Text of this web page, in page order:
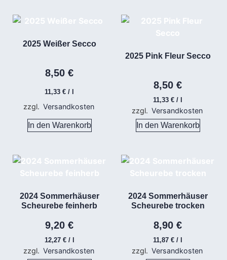
2025 Weißer Secco
8,50 €
11,33 € / l
zzgl. Versandkosten
In den Warenkorb
2025 Pink Fleur Secco
8,50 €
11,33 € / l
zzgl. Versandkosten
In den Warenkorb
2024 Sommerhäuser
Scheurebe feinherb
9,20 €
12,27 €/ l
zzgl. Versandkosten
2024 Sommerhäuser
Scheurebe trocken
8,90 €
11,87 € / l
zzgl. Versandkosten